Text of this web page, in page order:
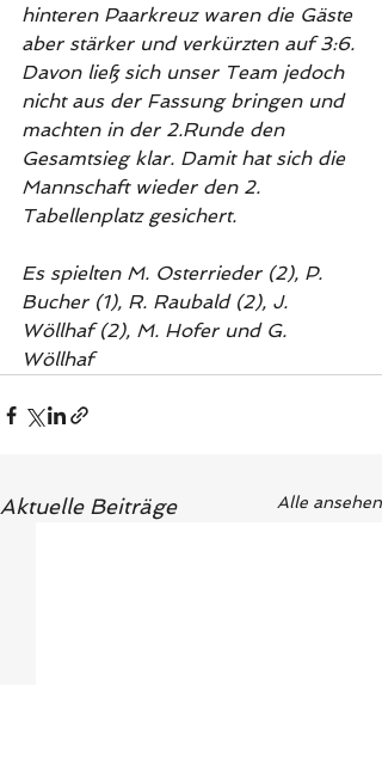
hinteren Paarkreuz waren die Gäste
aber stärker und verkürzten auf 3:6.
Davon ließ sich unser Team jedoch
nicht aus der Fassung bringen und
machten in der 2.Runde den
Gesamtsieg klar. Damit hat sich die
Mannschaft wieder den 2.
Tabellenplatz gesichert.
Es spielten M. Osterrieder (2), P.
Bucher (1), R. Raubald (2), J.
Wöllhaf (2), M. Hofer und G.
Wöllhaf
Aktuelle Beiträge Alle ansehen